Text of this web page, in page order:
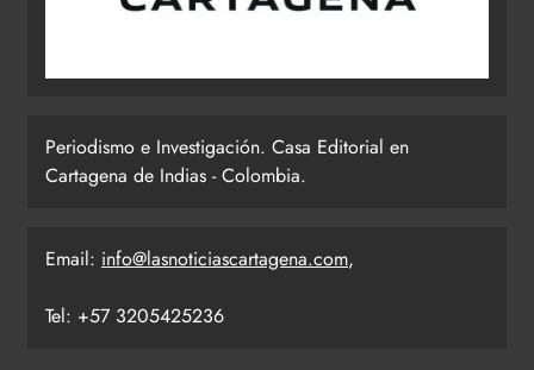
Periodismo e Investigación. Casa Editorial en
Cartagena de Indias - Colombia.
Email: info@lasnoticiascartagena.com,
Tel: +57 3205425236